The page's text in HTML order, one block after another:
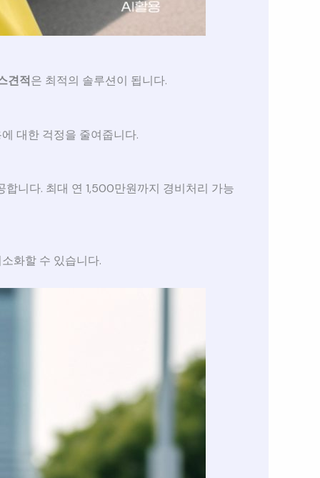
견적은 최적의 솔루션이 됩니다.
대한 걱정을 줄여줍니다.
니다. 최대 연 1,500만원까지 경비처리 가능
화할 수 있습니다.